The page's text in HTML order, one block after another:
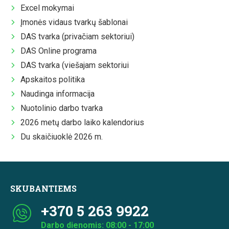
Excel mokymai
Įmonės vidaus tvarkų šablonai
DAS tvarka (privačiam sektoriui)
DAS Online programa
DAS tvarka (viešajam sektoriui
Apskaitos politika
Naudinga informacija
Nuotolinio darbo tvarka
2026 metų darbo laiko kalendorius
Du skaičiuoklė 2026 m.
SKUBANTIEMS
+370 5 263 9922
Darbo dienomis: 08:00 - 17:00